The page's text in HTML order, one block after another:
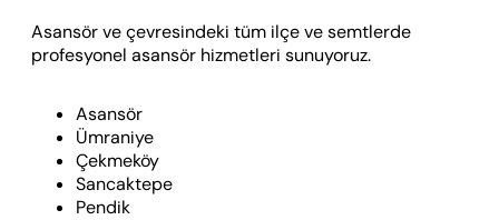
Asansör ve çevresindeki tüm ilçe ve semtlerde
profesyonel asansör hizmetleri sunuyoruz.
Asansör
Ümraniye
Çekmeköy
Sancaktepe
Pendik